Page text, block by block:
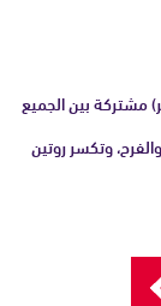
مشتركة بين الجميع
وتكسر روتين